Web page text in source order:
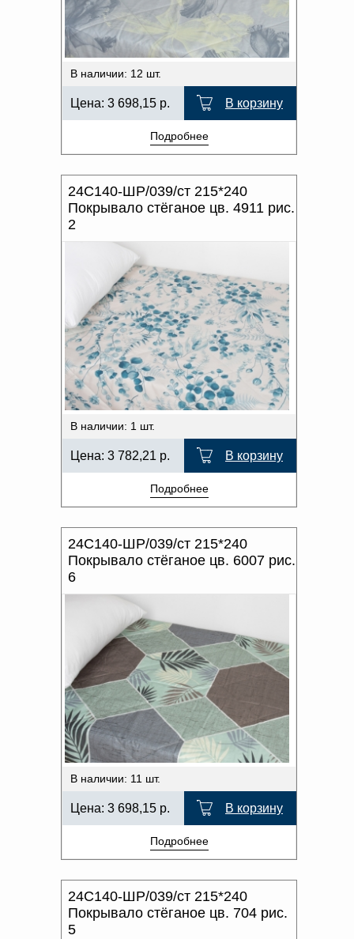
В наличии: 12 шт.
Цена: 3 698,15 р. В корзину
Подробнее
24С140-ШР/039/ст 215*240
Покрывало стёганое цв. 4911 рис.
2
В наличии: 1 шт.
Цена: 3 782,21 р. В корзину
Подробнее
24С140-ШР/039/ст 215*240
Покрывало стёганое цв. 6007 рис.
6
В наличии: 11 шт.
Цена: 3 698,15 р. В корзину
Подробнее
24С140-ШР/039/ст 215*240
Покрывало стёганое цв. 704 рис.
5